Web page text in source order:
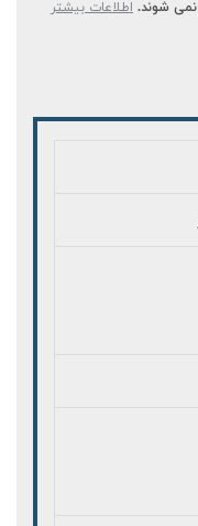
نمی شوند. اطلاعات بیشتر